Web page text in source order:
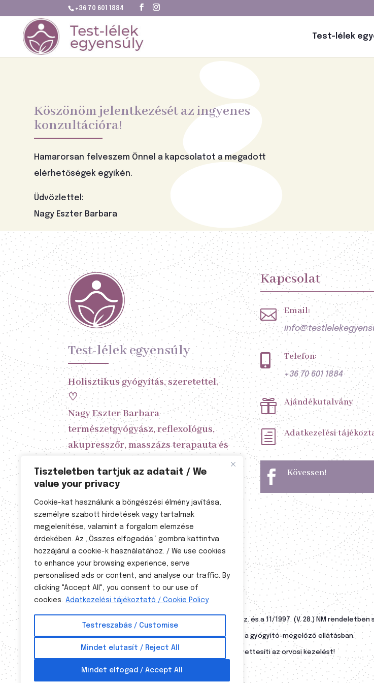
Tiszteletben tartjuk az adatait / We
value your privacy
Cookie-kat használunk a böngészési élmény javítása,
személyre szabott hirdetések vagy tartalmak
megjelenítése, valamint a forgalom elemzése
érdekében. Az „Összes elfogadás” gombra kattintva
hozzájárul a cookie-k használatához. / We use cookies
to enhance your browsing experience, serve
personalised ads or content, and analyse our traffic. By
clicking "Accept All", you consent to our use of
cookies. Adatkezelési tájékoztató / Cookie Policy
Testreszabás / Customise
Mindet elutasít / Reject All
Mindet elfogad / Accept All
+36 70 601 1884
Test-lélek
Köszönöm jelentkezését az ingyenes
konzultációra!
Hamarorsan felveszem Önnel a kapcsolatot a megadott
elérhetőségek egyikén.
Üdvözlettel:
Nagy Eszter Barbara
Test-lélek egyensúly
Holisztikus gyógyítás, szeretettel.
♡
Nagy Eszter Barbara
természetgyógyász, reflexológus,
akupresszőr, masszázs terapauta és
Kapcsolat
 Email:
 Telefon:
+36 70 601 1884
 Ajándékutalvány
h Adatkezelési
 Kövessen!
A természetgyógyászati tevékenység a 40/1997. (III. 5.) Korm. sz. és a 11/1997. (V. 28.) NM
szabályozott, hivatalosan elismert egészségügyi tevékenység a gyógyító-megelőző ellátásban.
A természetgyógyászat nem diagnosztikus eljárás és nem helyettesíti az orvosi kezelést!